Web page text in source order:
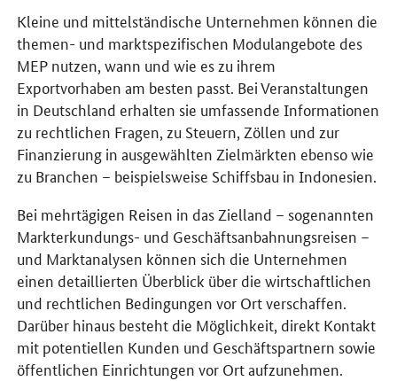
Kleine und mittelständische Unternehmen können die
themen- und marktspezifischen Modulangebote des
MEP nutzen, wann und wie es zu ihrem
Exportvorhaben am besten passt. Bei Veranstaltungen
in Deutschland erhalten sie umfassende Informationen
zu rechtlichen Fragen, zu Steuern, Zöllen und zur
Finanzierung in ausgewählten Zielmärkten ebenso wie
zu Branchen – beispielsweise Schiffsbau in Indonesien.
Bei mehrtägigen Reisen in das Zielland – sogenannten
Markterkundungs- und Geschäftsanbahnungsreisen –
und Marktanalysen können sich die Unternehmen
einen detaillierten Überblick über die wirtschaftlichen
und rechtlichen Bedingungen vor Ort verschaffen.
Darüber hinaus besteht die Möglichkeit, direkt Kontakt
mit potentiellen Kunden und Geschäftspartnern sowie
öffentlichen Einrichtungen vor Ort aufzunehmen.